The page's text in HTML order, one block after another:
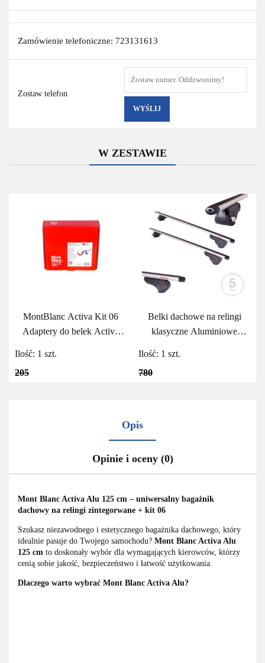
Zamówienie telefoniczne: 723131613
Zostaw telefon
WYŚLIJ
W ZESTAWIE
MontBlanc Activa Kit 06
Adaptery do belek Activa
205
Ilość: 1 szt.
Belki dachowe na relingi
klasyczne Aluminiowe
780
Ilość: 1 szt.
Opis
Opinie i oceny (0)
Mont Blanc Activa Alu 125 cm – uniwersalny bagażnik
dachowy na relingi zintegorwane + kit 06
Szukasz niezawodnego i estetycznego bagażnika dachowego, który
idealnie pasuje do Twojego samochodu? Mont Blanc Activa Alu
125 cm to doskonały wybór dla wymagających kierowców, którzy
cenią sobie jakość, bezpieczeństwo i łatwość użytkowania.
Dlaczego warto wybrać Mont Blanc Activa Alu?